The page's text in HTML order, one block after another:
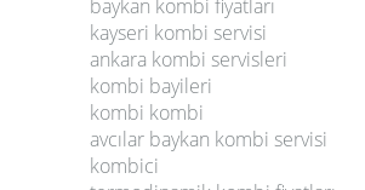
baykan kombi fiyatları
kayseri kombi servisi
ankara kombi servisleri
kombi bayileri
kombi kombi
avcılar baykan kombi servisi
kombici